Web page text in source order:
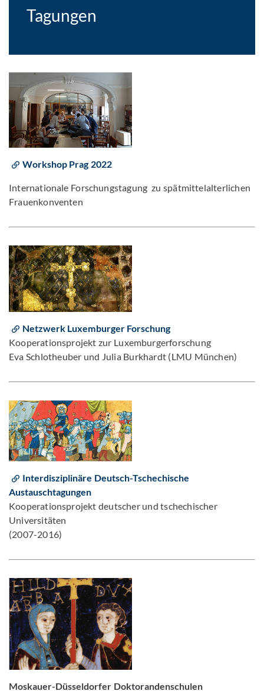
Tagungen
Workshop Prag 2022
Internationale Forschungstagung zu spätmittelalterlichen
Frauenkonventen
Netzwerk Luxemburger Forschung
Kooperationsprojekt zur Luxemburgerforschung
Eva Schlotheuber und Julia Burkhardt (LMU München)
Interdisziplinäre Deutsch-Tschechische
Austauschtagungen
Kooperationsprojekt deutscher und tschechischer
Universitäten
(2007-2016)
Moskauer-Düsseldorfer Doktorandenschulen